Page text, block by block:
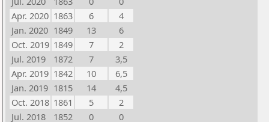
Apr. 2020 1863 6
4
Jan. 2020 1849 13
6
Oct. 2019 1849 7
2
Jul. 2019
1872 7
3,5
Apr. 2019 1842 10
6,5
Jan. 2019 1815 14
4,5
Oct. 2018 1861 5
2
Jul. 2018
1852 0
0